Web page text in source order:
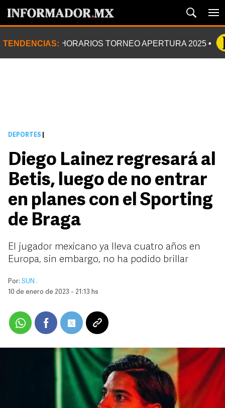
TENDENCIAS: HORARIOS TORNEO APERTURA 2025
DEPORTES
Diego Lainez regresará al
Betis, luego de no entrar
en planes con el Sporting
de Braga
El jugador mexicano ya lleva cuatro años en
Europa, sin embargo, no ha podido brillar
Por: SUN .
10 de enero de 2023 - 21:13 hs